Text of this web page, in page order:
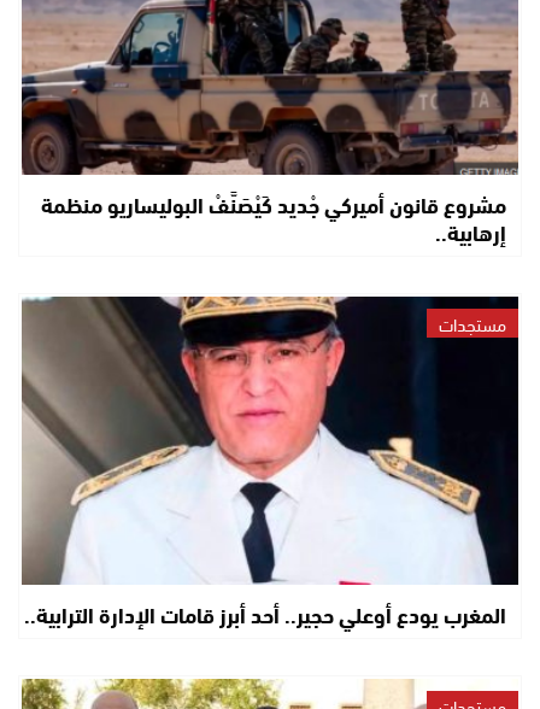
مشروع قانون أميركي جْديد كَيْصَنَّفْ البوليساريو منظمة
إرهابية..
مستجدات
المغرب يودع أوعلي حجير.. أحد أبرز قامات الإدارة الترابية..